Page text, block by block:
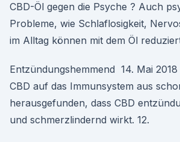
CBD-Öl gegen die Psyche ? Auch
Probleme, wie Schlaflosigkeit,
im Alltag können mit dem Öl
Entzündungshemmend 14. Mai
CBD auf das Immunsystem aus
herausgefunden, dass CBD
und schmerzlindernd wirkt. 12.